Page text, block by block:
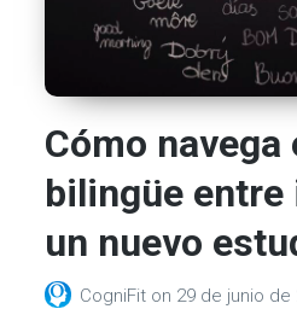
Cómo navega
bilingüe entre
un nuevo
CogniFit on 29 de junio de